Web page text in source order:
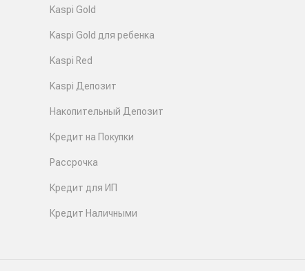
Kaspi Gold
Kaspi Gold для ребенка
Kaspi Red
Kaspi Депозит
Накопительный Депозит
Кредит на Покупки
Рассрочка
Кредит для ИП
Кредит Наличными